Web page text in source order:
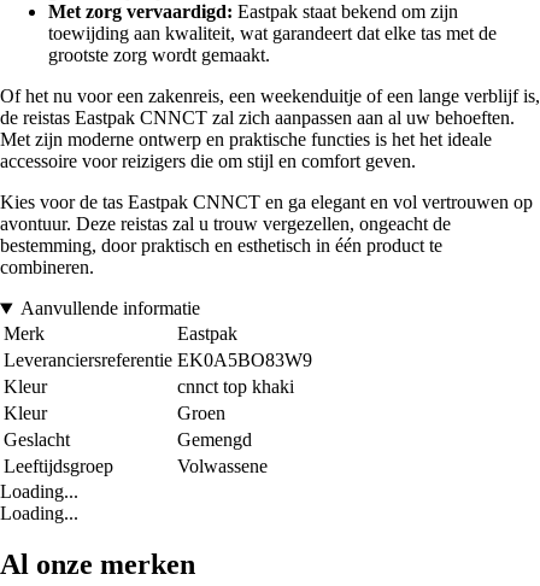
Met zorg vervaardigd: Eastpak staat bekend om zijn
toewijding aan kwaliteit, wat garandeert dat elke tas met de
grootste zorg wordt gemaakt.
Of het nu voor een zakenreis, een weekenduitje of een lange verblijf is,
de reistas Eastpak CNNCT zal zich aanpassen aan al uw behoeften.
Met zijn moderne ontwerp en praktische functies is het het ideale
accessoire voor reizigers die om stijl en comfort geven.
Kies voor de tas Eastpak CNNCT en ga elegant en vol vertrouwen op
avontuur. Deze reistas zal u trouw vergezellen, ongeacht de
bestemming, door praktisch en esthetisch in één product te
combineren.
Aanvullende informatie
Merk
Eastpak
Leveranciersreferentie EK0A5BO83W9
Kleur
cnnct top khaki
Kleur
Groen
Geslacht
Gemengd
Leeftijdsgroep
Volwassene
Loading...
Loading...
Al onze merken